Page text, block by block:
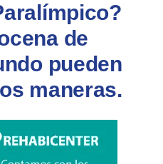
de
pueden
maneras.